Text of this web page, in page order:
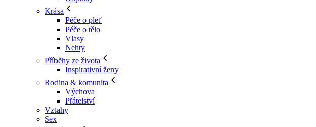
Krása
Péče o pleť
Péče o tělo
Vlasy
Nehty
Příběhy ze života
Inspirativní ženy
Rodina & komunita
Výchova
Přátelství
Vztahy
Sex